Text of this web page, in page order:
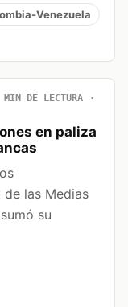
Venezuela
DE LECTURA
en paliza
las Medias
su